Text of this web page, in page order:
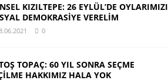
KIZILTEPE: 26 EYLÜL’DE OYLARIMIZI
DEMOKRASİYE VERELİM
0
TOPAÇ: 60 YIL SONRA SEÇME
HAKKIMIZ HALA YOK